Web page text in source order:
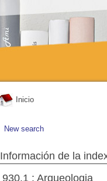
Inicio
New search
Información de la
930.1 : Arqueologia